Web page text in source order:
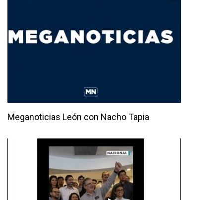
Meganoticias León con Nacho Tapia